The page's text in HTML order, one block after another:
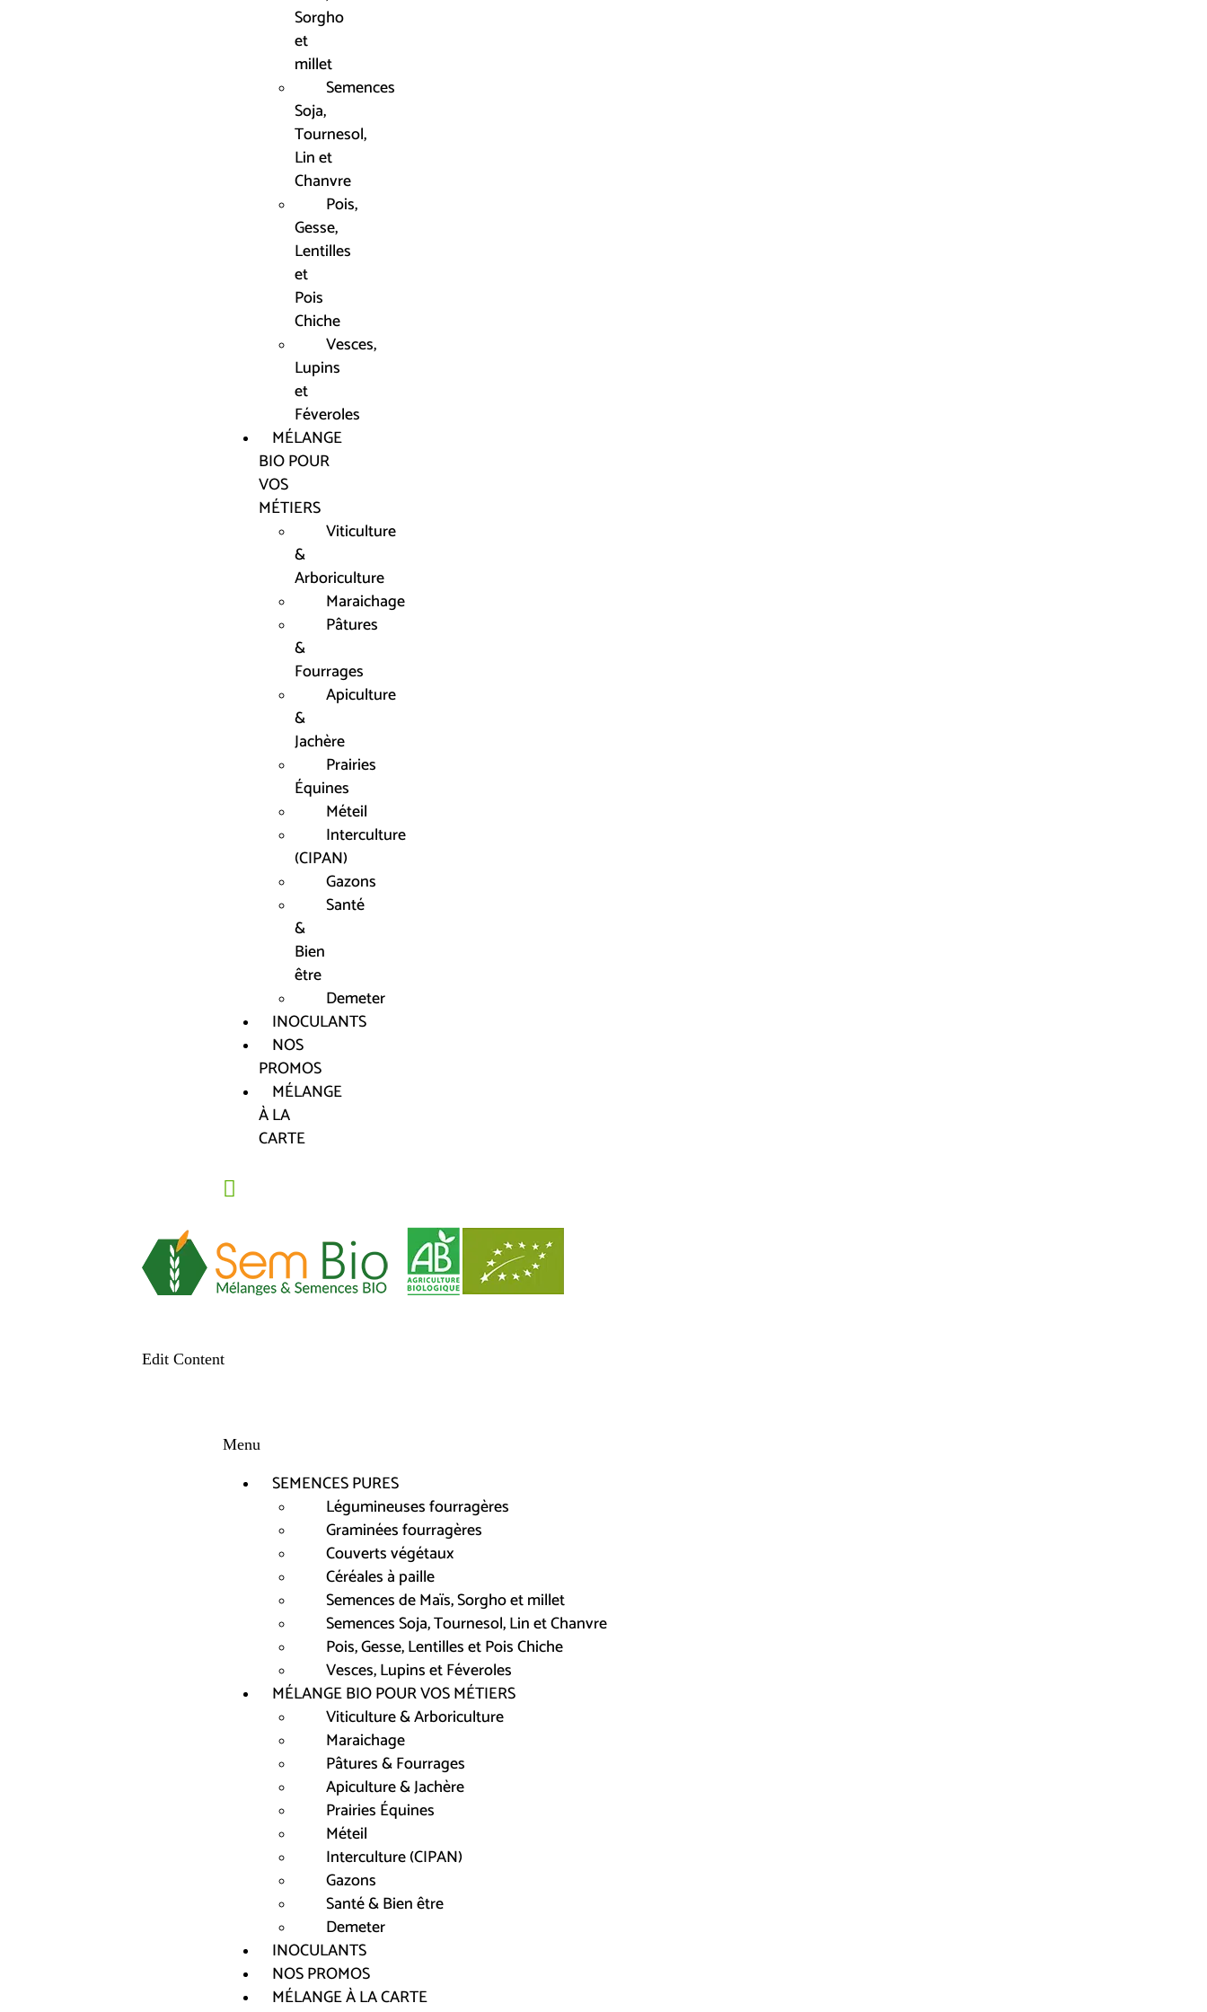
Sorgho
et
millet
Semences
Soja,
Tournesol,
Lin et
Chanvre
Pois,
Gesse,
Lentilles
et
Pois
Chiche
Vesces,
Lupins
et
Féveroles
MÉLANGE
BIO POUR
VOS
MÉTIERS
Viticulture
&
Arboriculture
Maraichage
Pâtures
&
Fourrages
Apiculture
&
Jachère
Prairies
Équines
Méteil
Interculture
(CIPAN)
Gazons
Santé
&
Bien
être
Demeter
INOCULANTS
NOS
PROMOS
MÉLANGE
À LA
CARTE
Edit Content
Menu
SEMENCES PURES
Légumineuses fourragères
Graminées fourragères
Couverts végétaux
Céréales à paille
Semences de Maïs, Sorgho et millet
Semences Soja, Tournesol, Lin et Chanvre
Pois, Gesse, Lentilles et Pois Chiche
Vesces, Lupins et Féveroles
MÉLANGE BIO POUR VOS MÉTIERS
Viticulture & Arboriculture
Maraichage
Pâtures & Fourrages
Apiculture & Jachère
Prairies Équines
Méteil
Interculture (CIPAN)
Gazons
Santé & Bien être
Demeter
INOCULANTS
NOS PROMOS
MÉLANGE À LA CARTE